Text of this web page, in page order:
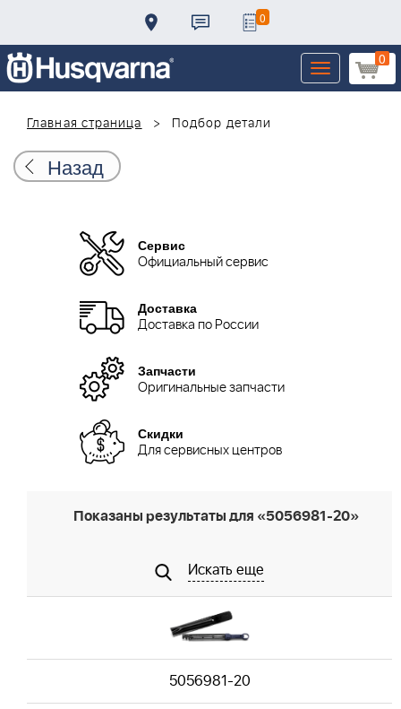
0
0
Toggle
navigation
Главная страница
Подбор детали
Назад
Сервис
Официальный сервис
Доставка
Доставка по России
Запчасти
Оригинальные запчасти
Скидки
Для сервисных центров
Показаны результаты для «5056981-20»
Искать еще
5056981-20